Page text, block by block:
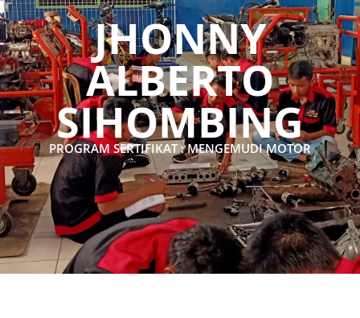
JHONNY
ALBERTO
SIHOMBING
PROGRAM SERTIFIKAT : MENGEMUDI MOTOR